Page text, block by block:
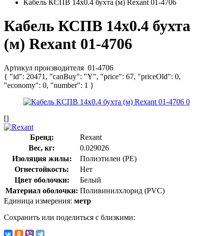
Кабель КСПВ 14х0.4 бухта (м) Rexant 01-4706
Кабель КСПВ 14х0.4 бухта
(м) Rexant 01-4706
Артикул производителя 01-4706
{ "id": 20471, "canBuy": "Y", "price": 67, "priceOld": 0,
"economy": 0, "number": 1 }
[]
Бренд:
Rexant
Вес, кг:
0.029026
Изоляция жилы:
Полиэтилен (PE)
Огнестойкость:
Нет
Цвет оболочки:
Белый
Материал оболочки: Поливинилхлорид (PVC)
Единица измерения: метр
Сохранить или поделиться с близкими: